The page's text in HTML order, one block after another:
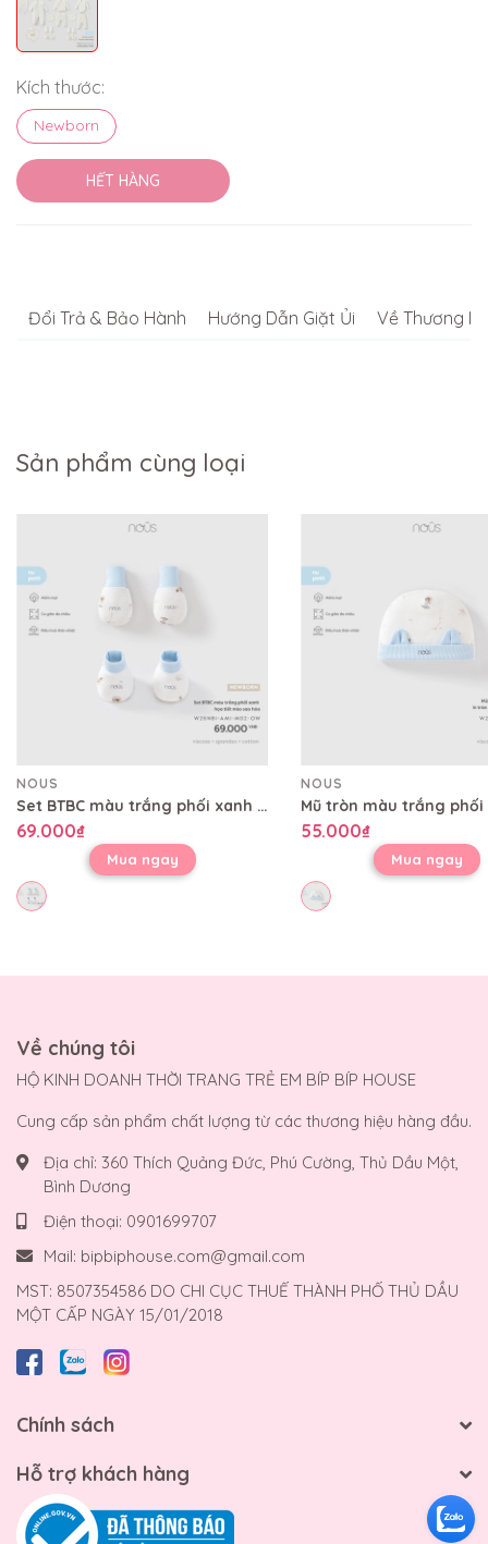
Kích thước:
Newborn
HẾT HÀNG
Đổi Trả & Bảo Hành Hướng Dẫn Giặt Ủi Về Thương
Sản phẩm cùng loại
NOUS
Set BTBC màu trắng phối xanh họa tiết mèo sao hỏa
69.000₫
Mua ngay
NOUS
55.000₫
Mua ngay
Về chúng tôi
HỘ KINH DOANH THỜI TRANG TRẺ EM BÍP BÍP HOUSE
Cung cấp sản phẩm chất lượng từ các thương hiệu hàng đầu.
Địa chỉ: 360 Thích Quảng Đức, Phú Cường, Thủ Dầu Một,
Bình Dương
Điện thoại: 0901699707
Mail: bipbiphouse.com@gmail.com
MST: 8507354586 DO CHI CỤC THUẾ THÀNH PHỐ THỦ DẦU
MỘT CẤP NGÀY 15/01/2018
Chính sách
Hỗ trợ khách hàng